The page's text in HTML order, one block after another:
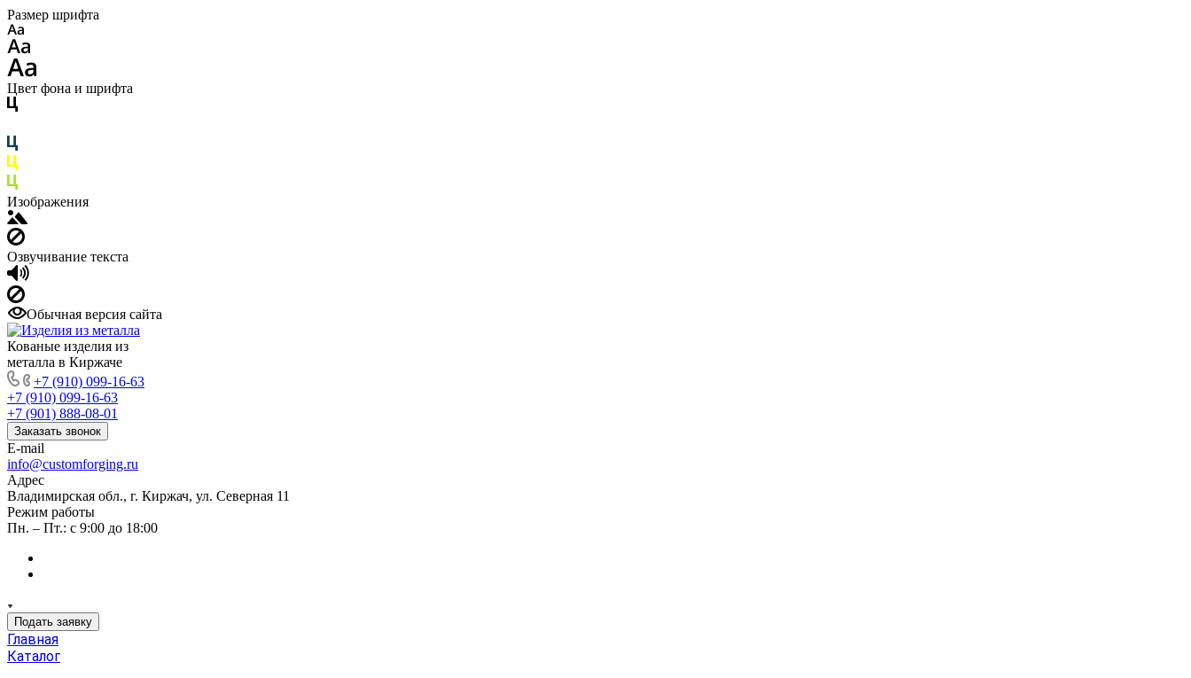
Размер шрифта
Цвет фона и шрифта
Изображения
Озвучивание текста
Обычная версия сайта
Кованые изделия из
металла в Киржаче
+7 (910) 099-16-63
+7 (910) 099-16-63
+7 (901) 888-08-01
Заказать звонок
E-mail
info@customforging.ru
Адрес
Владимирская обл., г. Киржач, ул. Северная 11
Режим работы
Пн. – Пт.: с 9:00 до 18:00
Подать заявку
Главная
Каталог